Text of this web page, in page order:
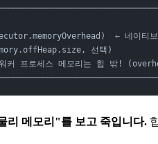
← 네이티
선택)
커 프로세스 메모리는 힙 밖!
리 메모리"를 보고 죽입니다.